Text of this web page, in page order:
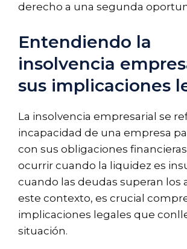
derecho a una segunda
Entendiendo la
insolvencia
sus implicaciones
La insolvencia empresarial se
incapacidad de una empresa
con sus obligaciones
ocurrir cuando la liquidez es
cuando las deudas superan los
este contexto, es crucial
implicaciones legales que
situación.